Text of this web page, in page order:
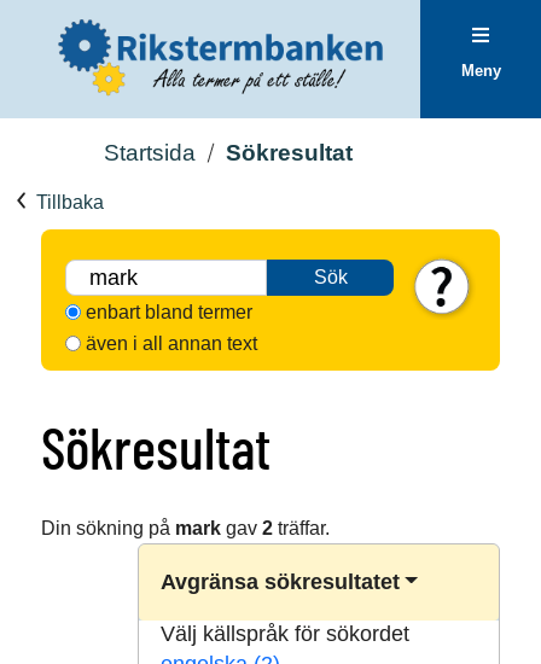
Meny
Startsida Sökresultat
Tillbaka
Sök
enbart bland termer
även i all annan text
Sökresultat
Din sökning på markgav 2träffar.
Avgränsa sökresultatet
Välj källspråk för sökordet